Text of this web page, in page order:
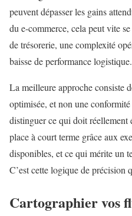
peuvent dépasser les gains
du e-commerce, cela peut vite
de trésorerie, une complexité
baisse de performance logistique.
La meilleure approche consiste
optimisée, et non une
distinguer ce qui doit réellement
place à court terme grâce aux
disponibles, et ce qui mérite un
C’est cette logique de précision
Cartographier vos